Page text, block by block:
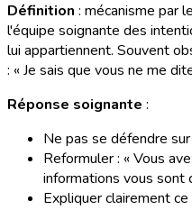
Définition : mécanisme par
l'équipe soignante des
lui appartiennent. Souvent
: « Je sais que vous ne me
Réponse soignante :
Ne pas se défendre
Reformuler : « Vous
informations vous sont
Expliquer clairement